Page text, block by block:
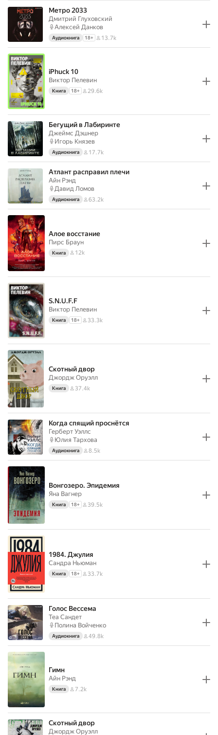
Метро 2033
Дмитрий Глуховский
Алексей Данков
Аудиокнига 18+ 13.7k
iPhuck 10
Виктор Пелевин
Книга 18+ 29.6k
Бегущий в Лабиринте
Джеймс Дэшнер
Игорь Князев
Аудиокнига 17.7k
Атлант расправил плечи
Айн Рэнд
Давид Ломов
Аудиокнига 63.2k
Алое восстание
Пирс Браун
Книга 12k
S.N.U.F.F
Виктор Пелевин
Книга 18+ 33.3k
Cкотный двор
Джордж Оруэлл
Книга 37.4k
Когда спящий проснётся
Герберт Уэллс
Юлия Тархова
Аудиокнига 8.5k
Вонгозеро. Эпидемия
Яна Вагнер
Книга 18+ 39.5k
1984. Джулия
Сандра Ньюман
Книга 18+ 33.7k
Голос Вессема
Теа Сандет
Полина Войченко
Аудиокнига 49.8k
Гимн
Айн Рэнд
Книга 7.2k
Скотный двор
Джордж Оруэлл